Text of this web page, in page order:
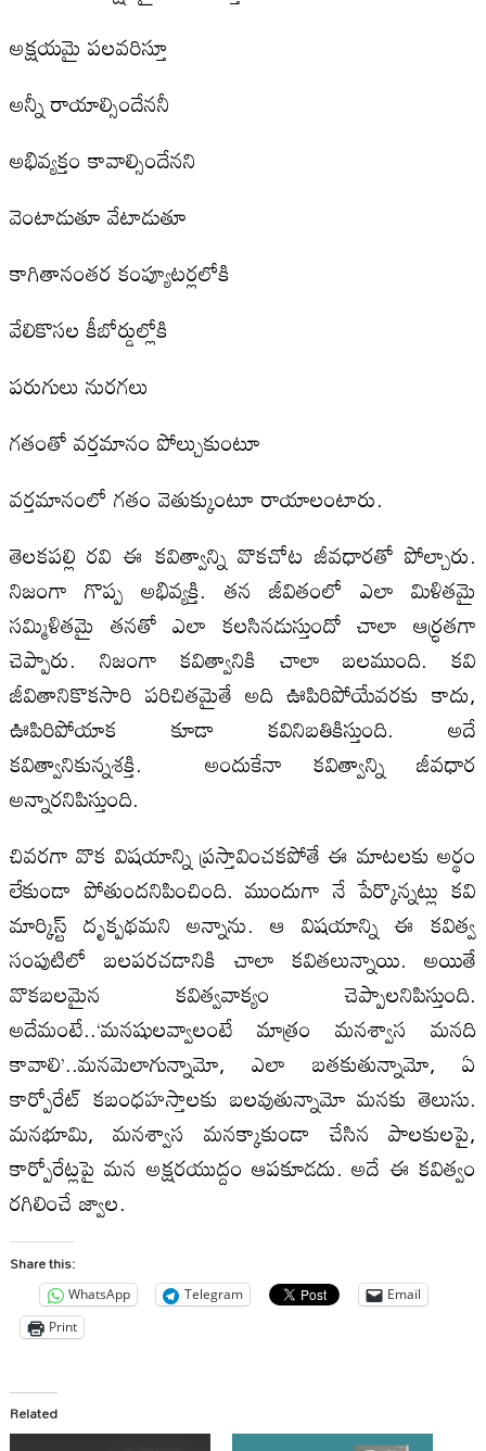
అక్షయమై పలవరిస్తూ
అన్నీ రాయాల్సిందేననీ
అభివ్యక్తం కావాల్సిందేనని
వెంటాడుతూ వేటాడుతూ
కాగితానంతర కంప్యూటర్లలోకి
వేలికొసల కీబోర్డుల్లోకి
పరుగులు నురగలు
గతంతో వర్తమానం పోల్చుకుంటూ
వర్తమానంలో గతం వెతుక్కుంటూ రాయాలంటారు.
తెలకపల్లి రవి ఈ కవిత్వాన్ని వొకచోట జీవధారతో పోల్చారు.
నిజంగా గొప్ప అభివ్యక్తి. తన జీవితంలో ఎలా మిళితమై
సమ్మిళితమై తనతో ఎలా కలసినడుస్తుందో చాలా ఆర్ధ్రతగా
చెప్పారు. నిజంగా కవిత్వానికి చాలా బలముంది. కవి
జీవితానికొకసారి పరిచితమైతే అది ఊపిరిపోయేవరకు కాదు,
ఊపిరిపోయాక కూడా కవినిబతికిస్తుంది. అదే
కవిత్వానికున్నశక్తి. అందుకేనా కవిత్వాన్ని జీవధార
అన్నారనిపిస్తుంది.
చివరగా వొక విషయాన్ని ప్రస్తావించకపోతే ఈ మాటలకు అర్థం
లేకుండా పోతుందనిపించింది. ముందుగా నే పేర్కొన్నట్లు కవి
మార్కిస్ట్‌ దృక్పథమని అన్నాను. ఆ విషయాన్ని ఈ కవిత్వ
సంపుటిలో బలపరచడానికి చాలా కవితలున్నాయి. అయితే
వొకబలమైన కవిత్వవాక్యం చెప్పాలనిపిస్తుంది.
అదేమంటే..‘మనషులవ్వాలంటే మాత్రం మనశ్వాస మనది
కావాలి’..మనమెలాగున్నామో, ఎలా బతకుతున్నామో, ఏ
కార్పోరేట్‌ కబంధహస్తాలకు బలవుతున్నామో మనకు తెలుసు.
మనభూమి, మనశ్వాస మనక్కాకుండా చేసిన పాలకులపై,
కార్పోరేట్లపై మన అక్షరయుద్దం ఆపకూడదు. అదే ఈ కవిత్వం
రగిలించే జ్వాల.
Share this:
WhatsApp Telegram
Email
Print
Related